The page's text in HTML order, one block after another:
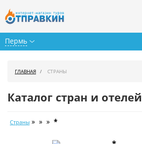
Пермь
Календарь туров
ГЛАВНАЯ СТРАНЫ
Каталог стран и отелей
Страны » » » *